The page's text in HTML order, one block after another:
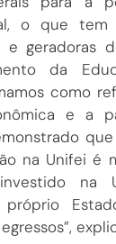
o que tem
geradoras
da
como
e a
na Unifei é
na